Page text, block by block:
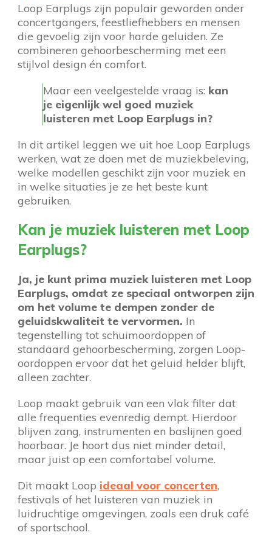
Loop Earplugs zijn populair geworden onder
concertgangers, feestliefhebbers en mensen
die gevoelig zijn voor harde geluiden. Ze
combineren gehoorbescherming met een
stijlvol design én comfort.
Maar een veelgestelde vraag is: kan
je eigenlijk wel goed muziek
luisteren met Loop Earplugs in?
In dit artikel leggen we uit hoe Loop Earplugs
werken, wat ze doen met de muziekbeleving,
welke modellen geschikt zijn voor muziek en
in welke situaties je ze het beste kunt
gebruiken.
Kan je muziek luisteren met Loop
Earplugs?
Ja, je kunt prima muziek luisteren met Loop
Earplugs, omdat ze speciaal ontworpen zijn
om het volume te dempen zonder de
geluidskwaliteit te vervormen. In
tegenstelling tot schuimoordoppen of
standaard gehoorbescherming, zorgen Loop-
oordoppen ervoor dat het geluid helder blijft,
alleen zachter.
Loop maakt gebruik van een vlak filter dat
alle frequenties evenredig dempt. Hierdoor
blijven zang, instrumenten en baslijnen goed
hoorbaar. Je hoort dus niet minder detail,
maar juist op een comfortabel volume.
Dit maakt Loop ideaal voor concerten,
festivals of het luisteren van muziek in
luidruchtige omgevingen, zoals een druk café
of sportschool.